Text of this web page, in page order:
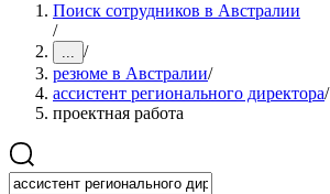
Поиск сотрудников в Австралии
/
... /
резюме в Австралии/
ассистент регионального директора/
проектная работа